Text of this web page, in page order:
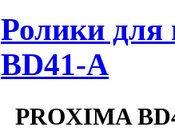
Ролики для
BD41-A
PROXIMA